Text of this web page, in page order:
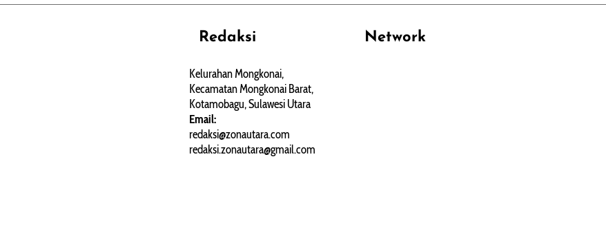
Redaksi
Kelurahan Mongkonai,
Kecamatan Mongkonai Barat,
Kotamobagu, Sulawesi Utara
Email:
redaksi@zonautara.com
redaksi.zonautara@gmail.com
Network